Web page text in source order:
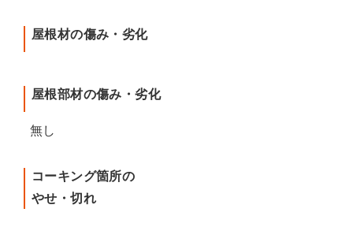
屋根材の傷み・劣化
屋根部材の傷み・劣化
無し
コーキング箇所の
やせ・切れ